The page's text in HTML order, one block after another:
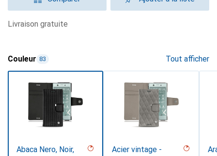
livraison gratuite
Couleur 83 Tout afficher
Abaca Nero, Noir,
Acier vintage -